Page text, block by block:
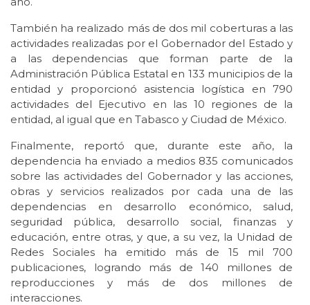
También ha realizado más de dos mil coberturas a las
actividades realizadas por el Gobernador del Estado y
a las dependencias que forman parte de la
Administración Pública Estatal en 133 municipios de la
entidad y proporcionó asistencia logística en 790
actividades del Ejecutivo en las 10 regiones de la
entidad, al igual que en Tabasco y Ciudad de México.
Finalmente, reportó que, durante este año, la
dependencia ha enviado a medios 835 comunicados
sobre las actividades del Gobernador y las acciones,
obras y servicios realizados por cada una de las
dependencias en desarrollo económico, salud,
seguridad pública, desarrollo social, finanzas y
educación, entre otras, y que, a su vez, la Unidad de
Redes Sociales ha emitido más de 15 mil 700
publicaciones, logrando más de 140 millones de
reproducciones y más de dos millones de
interacciones.